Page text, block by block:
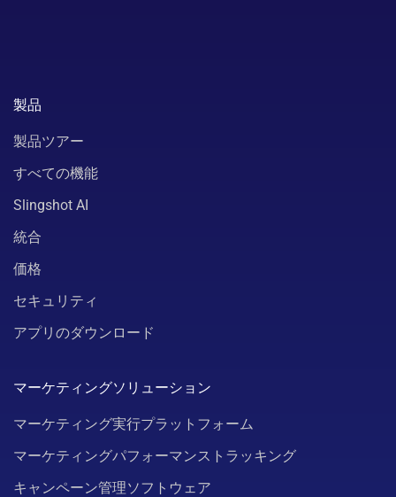
製品
製品ツアー
すべての機能
Slingshot AI
統合
価格
セキュリティ
アプリのダウンロード
マーケティングソリューション
マーケティング実行プラットフォーム
マーケティングパフォーマンストラッキング
キャンペーン管理ソフトウェア